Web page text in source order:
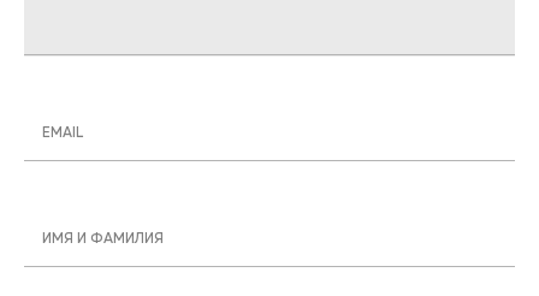
EMAIL
ИМЯ И ФАМИЛИЯ